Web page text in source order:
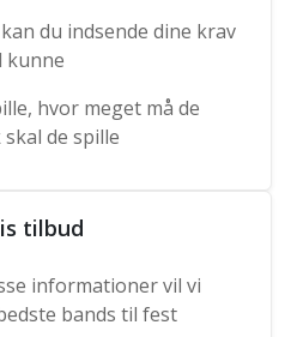
du indsende dine krav
kunne
hvor meget må de
de spille
tilbud
informationer vil vi
bands til fest